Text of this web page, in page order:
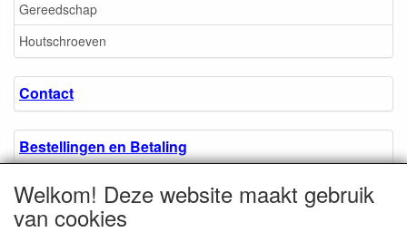
Gereedschap
Houtschroeven
Contact
Bestellingen en Betaling
Algemene voorwaarden
Welkom! Deze website maakt gebruik
van cookies